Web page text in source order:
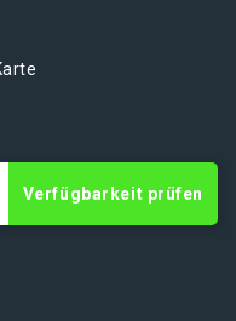
Verfügbarkeit prüfen